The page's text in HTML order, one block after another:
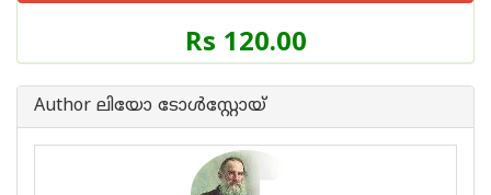
Price
of
Book
Rs 120.00
Author ലിയോ ടോള്‍സ്റ്റോയ്